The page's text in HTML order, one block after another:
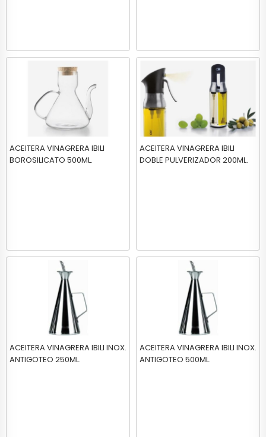
ACEITERA VINAGRERA IBILI
BOROSILICATO 500ML.
ACEITERA VINAGRERA IBILI
DOBLE PULVERIZADOR 200ML.
ACEITERA VINAGRERA IBILI INOX.
ANTIGOTEO 250ML.
ACEITERA VINAGRERA IBILI INOX.
ANTIGOTEO 500ML.